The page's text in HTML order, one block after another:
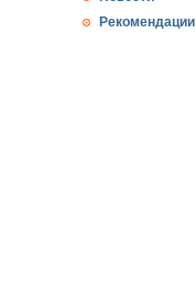
Рекомендации